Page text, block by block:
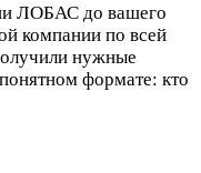
ЛОБАС до вашего
компании по всей
нужные
формате: кто